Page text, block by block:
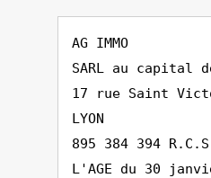
AG IMMO
SARL au capital
17 rue Saint
LYON
895 384 394
L'AGE du 30